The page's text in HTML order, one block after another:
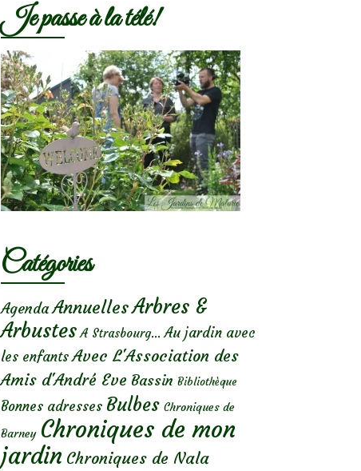
Je passe à la télé!
Catégories
Agenda AnnuellesArbres &
Arbustes A Strasbourg... Au jardin avec
les enfants Avec L'Association des
Amis d'André Eve Bassin Bibliothèque
Bonnes adresses Bulbes Chroniques de
Barney Chroniques de mon
jardin Chroniques de Nala